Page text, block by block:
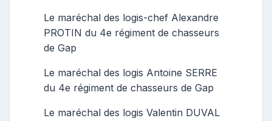
Le maréchal des logis-chef Alexandre
PROTIN du 4e régiment de chasseurs
de Gap
Le maréchal des logis Antoine SERRE
du 4e régiment de chasseurs de Gap
Le maréchal des logis Valentin DUVAL